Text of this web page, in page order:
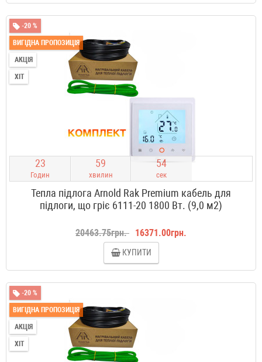
-20 %
ВИГІДНА ПРОПОЗИЦІЯ
АКЦІЯ
ХІТ
23
Годин
59
хвилин
53
сек
Тепла підлога Arnold Rak Premium кабель для
підлоги, що гріє 6111-20 1800 Вт. (9,0 м2)
20463.75грн. 16371.00грн.
КУПИТИ
-20 %
ВИГІДНА ПРОПОЗИЦІЯ
АКЦІЯ
ХІТ